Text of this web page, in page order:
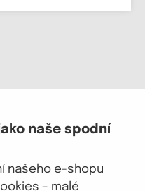
naše spodní
našeho e-shopu
– malé